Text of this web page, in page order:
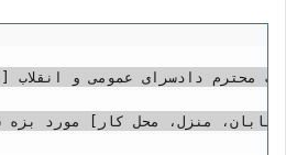
محترم دادسرای عمومی و انقلاب
منزل، محل کار] مورد بزه